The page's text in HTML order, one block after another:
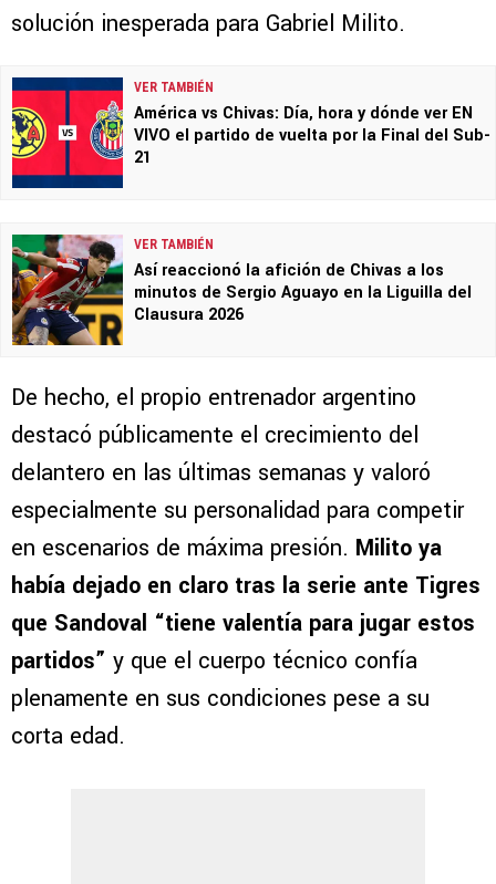
solución inesperada para Gabriel Milito.
VER TAMBIÉN
América vs Chivas: Día, hora y dónde ver EN
VIVO el partido de vuelta por la Final del Sub-
21
VER TAMBIÉN
Así reaccionó la afición de Chivas a los
minutos de Sergio Aguayo en la Liguilla del
Clausura 2026
De hecho, el propio entrenador argentino
destacó públicamente el crecimiento del
delantero en las últimas semanas y valoró
especialmente su personalidad para competir
en escenarios de máxima presión. Milito ya
había dejado en claro tras la serie ante Tigres
que Sandoval “tiene valentía para jugar estos
partidos” y que el cuerpo técnico confía
plenamente en sus condiciones pese a su
corta edad.